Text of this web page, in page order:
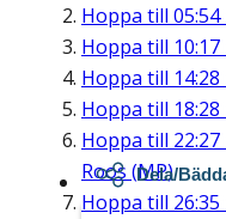
Hoppa till 05:54
Hoppa till 10:17
Hoppa till 14:28
Hoppa till 18:28
Hoppa till 22:27
Roos (MP)
Hoppa till 26:35
Dela/